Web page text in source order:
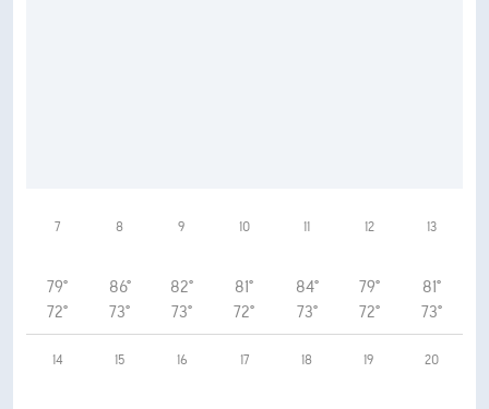
7
79°
72°
8
86°
73°
9
82°
73°
10
81°
72°
11
84°
73°
12
79°
72°
13
81°
73°
14 15 16 17 18 19 20